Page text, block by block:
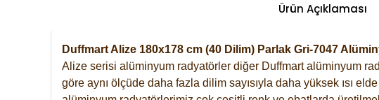
Ürün Açıklaması
Duffmart Alize 180x178 cm (40 Dilim) Parlak Gri-7047
Alize serisi alüminyum radyatörler diğer Duffmart alüminyum
göre aynı ölçüde daha fazla dilim sayısıyla daha yüksek ısı